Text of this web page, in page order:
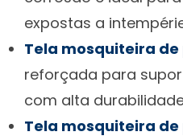
expostas a
Tela mosquiteira de
reforçada para
com alta
Tela mosquiteira